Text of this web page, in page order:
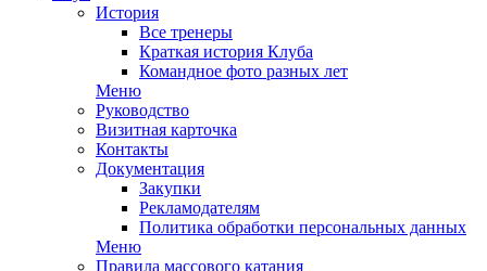
История
Все тренеры
Краткая история Клуба
Командное фото разных лет
Меню
Руководство
Визитная карточка
Контакты
Документация
Закупки
Рекламодателям
Политика обработки персональных данных
Меню
Правила массового катания